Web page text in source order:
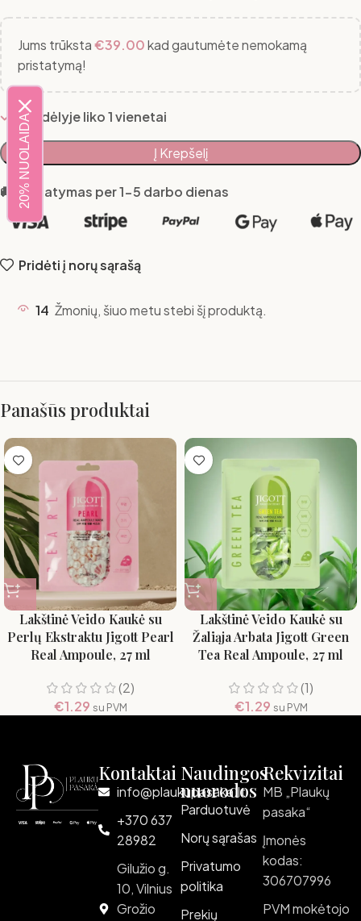
Jums trūksta€39.00kad gautumėte nemokamą
pristatymą!
Sandėlyje liko 1 vienetai
Į Krepšelį
🚚 Pristatymas per 1-5 darbo dienas
Pridėti į norų sąrašą
14 Žmonių, šiuo metu stebi šį produktą.
Panašūs produktai
Lakštinė Veido Kaukė su
Perlų Ekstraktu Jigott Pearl
Real Ampoule, 27 ml
(2)
€1.29 su PVM
Lakštinė Veido Kaukė su
Žaliąja Arbata Jigott Green
Tea Real Ampoule, 27 ml
(1)
€1.29 su PVM
Kontaktai
info@plaukupasaka.lt
+370 637
28982
Gilužio g.
10, Vilnius
Grožio
Naudingos
nuorodos
Parduotuvė
Norų sąrašas
Privatumo
politika
Prekių
Rekvizitai
MB „Plaukų
pasaka“
Įmonės
kodas:
306707996
PVM mokėtojo
20% NUOLAIDA